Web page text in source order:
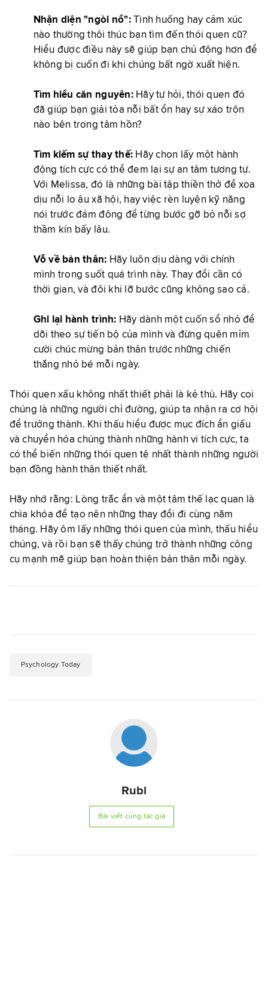
Nhận diện "ngòi nổ":Tình huống hay cảm xúc
nào thường thôi thúc bạn tìm đến thói quen cũ?
Hiểu được điều này sẽ giúp bạn chủ động hơn để
không bị cuốn đi khi chúng bất ngờ xuất hiện.
Tìm hiểu căn nguyên:Hãy tự hỏi, thói quen đó
đã giúp bạn giải tỏa nỗi bất ổn hay sự xáo trộn
nào bên trong tâm hồn?
Tìm kiếm sự thay thế: Hãy chọn lấy một hành
động tích cực có thể đem lại sự an tâm tương tự.
Với Melissa, đó là những bài tập thiền thở để xoa
dịu nỗi lo âu xã hội, hay việc rèn luyện kỹ năng
nói trước đám đông để từng bước gỡ bỏ nỗi sợ
thầm kín bấy lâu.
Vỗ về bản thân: Hãy luôn dịu dàng với chính
mình trong suốt quá trình này. Thay đổi cần có
thời gian, và đôi khi lỡ bước cũng không sao cả.
Ghi lại hành trình: Hãy dành một cuốn sổ nhỏ để
dõi theo sự tiến bộ của mình và đừng quên mỉm
cười chúc mừng bản thân trước những chiến
thắng nhỏ bé mỗi ngày.
Thói quen xấu không nhất thiết phải là kẻ thù. Hãy coi
chúng là những người chỉ đường, giúp ta nhận ra cơ hội
để trưởng thành. Khi thấu hiểu được mục đích ẩn giấu
và chuyển hóa chúng thành những hành vi tích cực, ta
có thể biến những thói quen tệ nhất thành những người
bạn đồng hành thân thiết nhất.
Hãy nhớ rằng: Lòng trắc ẩn và một tâm thế lạc quan là
chìa khóa để tạo nên những thay đổi đi cùng năm
tháng. Hãy ôm lấy những thói quen của mình, thấu hiểu
chúng, và rồi bạn sẽ thấy chúng trở thành những công
cụ mạnh mẽ giúp bạn hoàn thiện bản thân mỗi ngày.
Psychology Today
Rubi
Bài viết cùng tác giả